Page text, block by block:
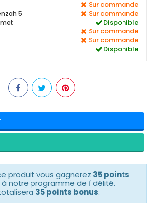
Sur commande
5 Sur commande
Disponible
Sur commande
Sur commande
Disponible
produit vous gagnerez 35 points
notre programme de fidélité.
35 points bonus.